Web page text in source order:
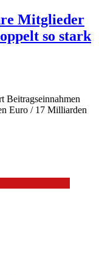
Mitglieder
so stark
Beitragseinnahmen
Euro / 17 Milliarden